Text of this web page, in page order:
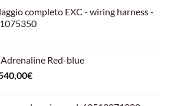
completo EXC - wiring harness -
Red-blue
€Il